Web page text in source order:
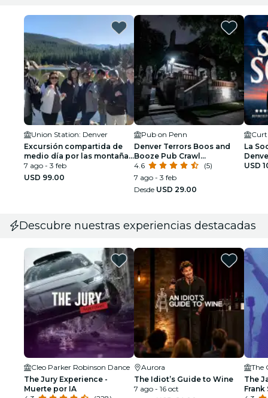
Union Station: Denver
Excursión compartida de
medio día por las montañas
de Red Rocks Evergreen y
Echo Lake
7 ago - 3 feb
USD 99.00
Pub on Penn
Denver Terrors Boos and
Booze Pub Crawl
embrujado
4.6
(5)
7 ago - 3 feb
Desde USD 29.00
La
USD
Descubre nuestras experiencias destacadas
Cleo Parker Robinson Dance
The Jury Experience -
Muerte por IA
Aurora
The Idiot’s Guide to Wine
7 ago - 16 oct
The
The
Frank